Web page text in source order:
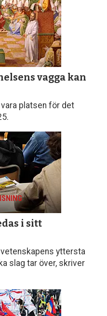
vagga kan
platsen för det
i sitt
yttersta
slag tar över, skriver